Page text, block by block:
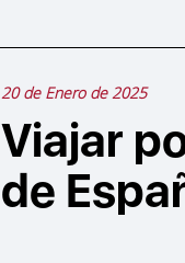
20 de Enero de 2025
Viajar
de